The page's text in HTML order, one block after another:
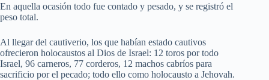
En aquella ocasión todo fue contado y pesado, y se registró el
peso total.
Al llegar del cautiverio, los que habían estado cautivos
ofrecieron holocaustos al Dios de Israel: 12 toros por todo
Israel, 96 carneros, 77 corderos, 12 machos cabríos para
sacrificio por el pecado; todo ello como holocausto a Jehovah.